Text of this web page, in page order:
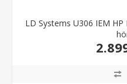
LD Systems U306 IEM